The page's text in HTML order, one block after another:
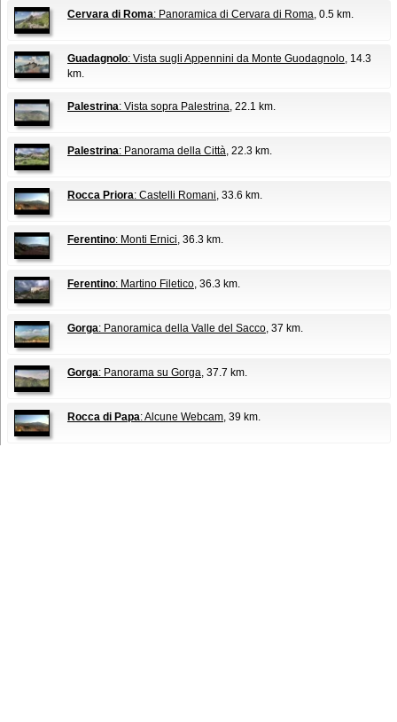
Cervara di Roma: Panoramica di Cervara di Roma, 0.5 km.
Guadagnolo: Vista sugli Appennini da Monte Guodagnolo, 14.3
km.
Palestrina: Vista sopra Palestrina, 22.1 km.
Palestrina: Panorama della Città, 22.3 km.
Rocca Priora: Castelli Romani, 33.6 km.
Ferentino: Monti Ernici, 36.3 km.
Ferentino: Martino Filetico, 36.3 km.
Gorga: Panoramica della Valle del Sacco, 37 km.
Gorga: Panorama su Gorga, 37.7 km.
Rocca di Papa: Alcune Webcam, 39 km.